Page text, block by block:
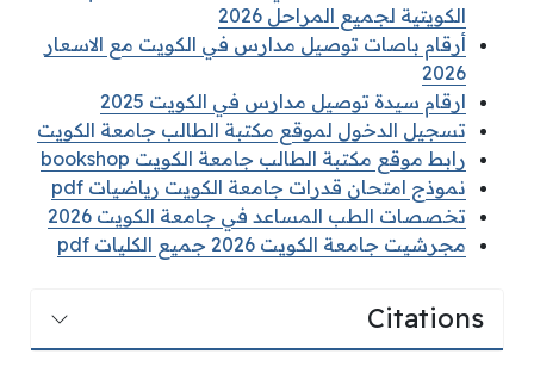
الكويتية لجميع المراحل 2026
أرقام باصات توصيل مدارس في الكويت مع الاسعار
2026
ارقام سيدة توصيل مدارس في الكويت 2025
تسجيل الدخول لموقع مكتبة الطالب جامعة الكويت
رابط موقع مكتبة الطالب جامعة الكويت bookshop
نموذج امتحان قدرات جامعة الكويت رياضيات pdf
تخصصات الطب المساعد في جامعة الكويت 2026
مجرشيت جامعة الكويت 2026 جميع الكليات pdf
Citations